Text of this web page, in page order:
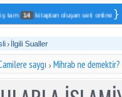
14 kitaptan oluşan seti online sipariş
İlgili Sualler
saygı Mihrab ne demektir?